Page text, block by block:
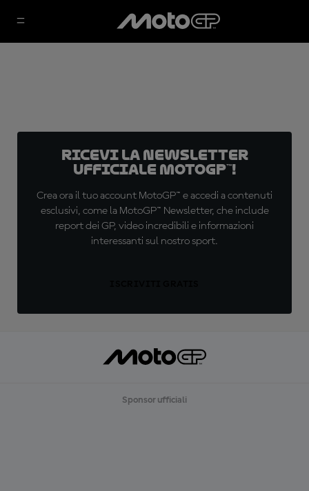
Ricevi la newsletter
ufficiale MotoGP™!
Crea ora il tuo account MotoGP™ e accedi a contenuti
esclusivi, come la MotoGP™ Newsletter, che include
report dei GP, video incredibili e informazioni
interessanti sul nostro sport.
Sponsor ufficiali